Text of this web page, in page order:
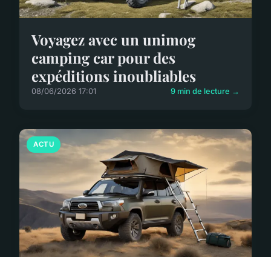
Voyagez avec un unimog
camping car pour des
expéditions inoubliables
08/06/2026 17:01 9 min de lecture →
ACTU